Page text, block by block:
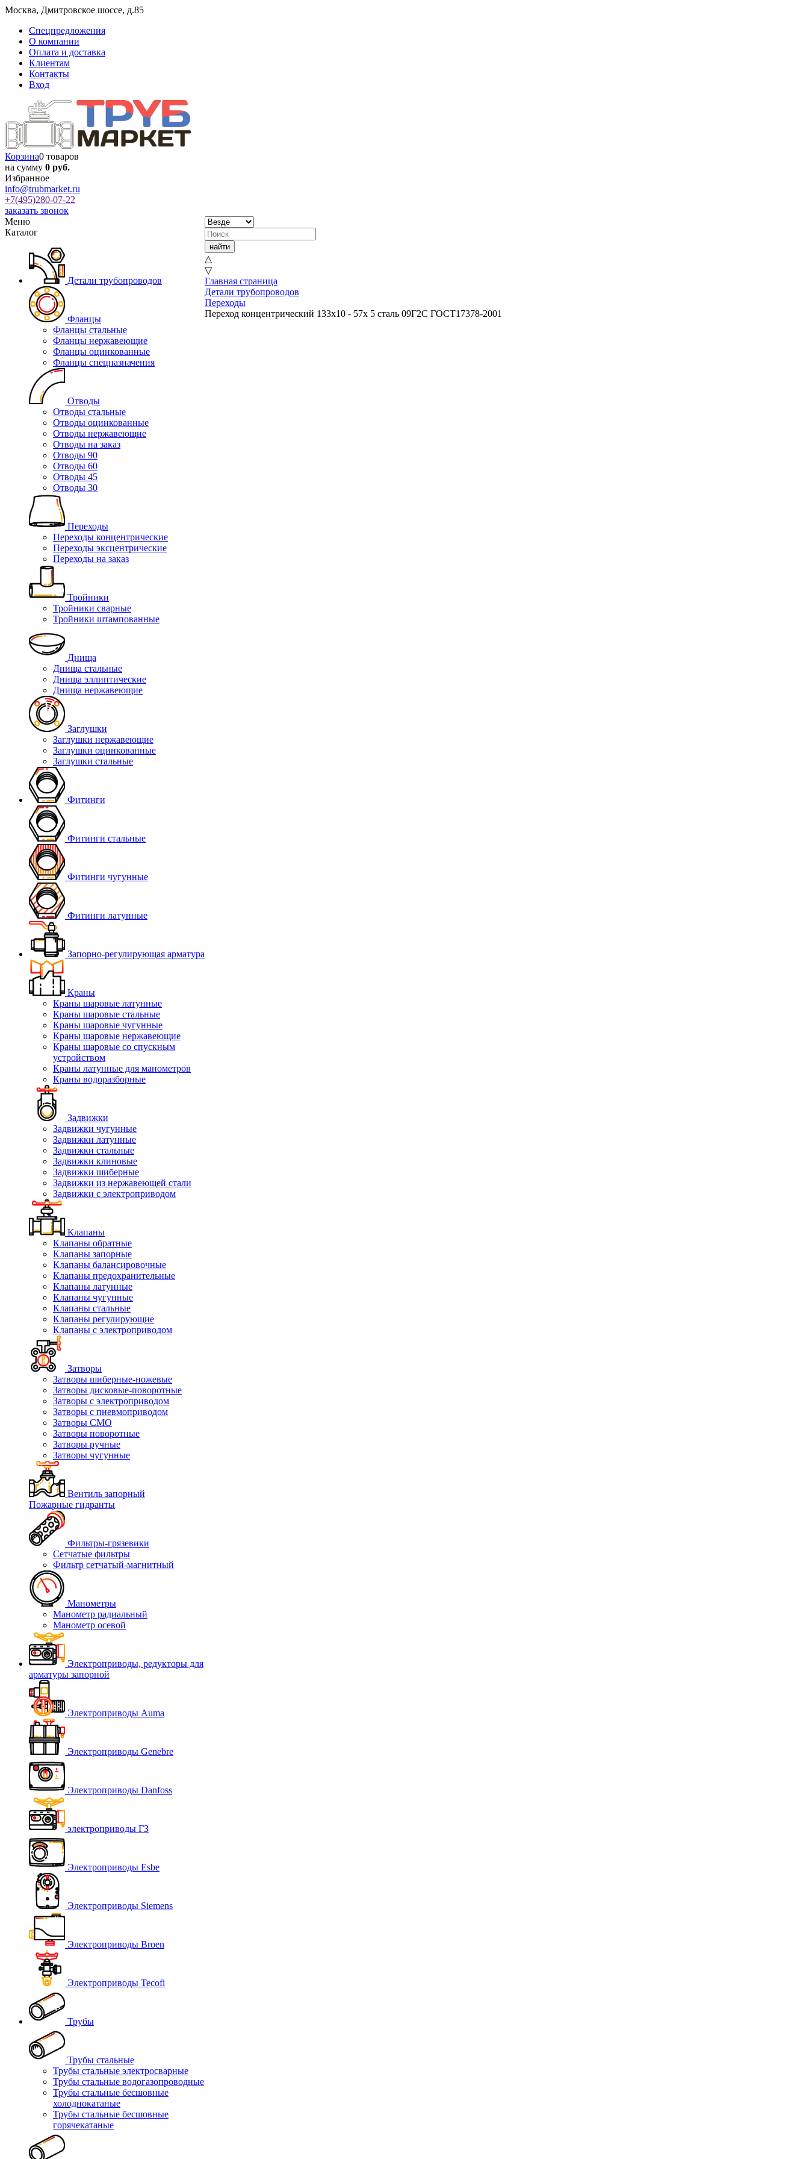
Москва, Дмитровское шоссе, д.85
Спецпредложения
О компании
Оплата и доставка
Клиентам
Контакты
Вход
Корзина0 товаров
на сумму 0 руб.
Избранное
info@trubmarket.ru
+7(495)280-07-22
заказать звонок
Меню
Каталог
Детали трубопроводов
Фланцы
Фланцы стальные
Фланцы нержавеющие
Фланцы оцинкованные
Фланцы спецназначения
Отводы
Отводы стальные
Отводы оцинкованные
Отводы нержавеющие
Отводы на заказ
Отводы 90
Отводы 60
Отводы 45
Отводы 30
Переходы
Переходы концентрические
Переходы эксцентрические
Переходы на заказ
Тройники
Тройники сварные
Тройники штампованные
Днища
Днища стальные
Днища эллиптические
Днища нержавеющие
Заглушки
Заглушки нержавеющие
Заглушки оцинкованные
Заглушки стальные
Фитинги
Фитинги стальные
Фитинги чугунные
Фитинги латунные
Запорно-регулирующая арматура
Краны
Краны шаровые латунные
Краны шаровые стальные
Краны шаровые чугунные
Краны шаровые нержавеющие
Краны шаровые со спускным
устройством
Краны латунные для манометров
Краны водоразборные
Задвижки
Задвижки чугунные
Задвижки латунные
Задвижки стальные
Задвижки клиновые
Задвижки шиберные
Задвижки из нержавеющей стали
Задвижки с электроприводом
Клапаны
Клапаны обратные
Клапаны запорные
Клапаны балансировочные
Клапаны предохранительные
Клапаны латунные
Клапаны чугунные
Клапаны стальные
Клапаны регулирующие
Клапаны с электроприводом
Затворы
Затворы шиберные-ножевые
Затворы дисковые-поворотные
Затворы с электроприводом
Затворы с пневмоприводом
Затворы СМО
Затворы поворотные
Затворы ручные
Затворы чугунные
Вентиль запорный
Пожарные гидранты
Фильтры-грязевики
Сетчатые фильтры
Фильтр сетчатый-магнитный
Манометры
Манометр радиальный
Манометр осевой
Электроприводы, редукторы для
арматуры запорной
Электроприводы Auma
Электроприводы Genebre
Электроприводы Danfoss
электроприводы ГЗ
Электроприводы Esbe
Электроприводы Siemens
Электроприводы Broen
Электроприводы Tecofi
Трубы
Трубы стальные
Трубы стальные электросварные
Трубы стальные водогазопроводные
Трубы стальные бесшовные
холоднокатаные
Трубы стальные бесшовные
горячекатаные
△
▽
Главная страница
Детали трубопроводов
Переходы
Переход концентрический 133х10 - 57х 5 сталь 09Г2С ГОСТ17378-2001